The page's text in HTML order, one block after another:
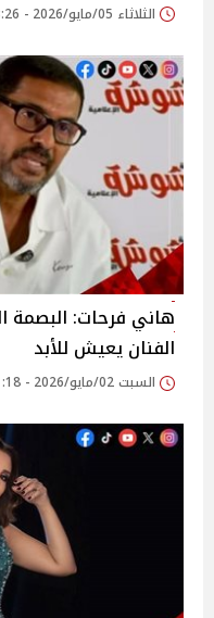
الثلاثاء 05/مايو/2026 - 03:26 م
هاني فرحات: البصمة
الفنان يعيش للأبد
السبت 02/مايو/2026 - 11:18 ص